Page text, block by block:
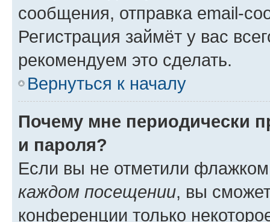
сообщения, отправка email-
Регистрация займёт у вас
рекомендуем это сделать.
Вернуться к началу
Почему мне периодически
и пароля?
Если вы не отметили
каждом посещении, вы
конференции только